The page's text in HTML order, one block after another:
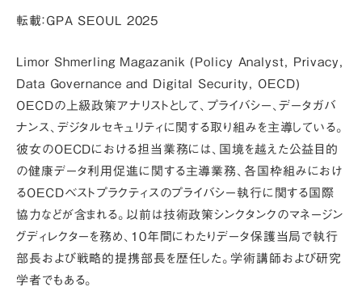
転載：GPA SEOUL 2025
Limor Shmerling Magazanik (Policy Analyst, Privacy,
Data Governance and Digital Security, OECD)
OECDの上級政策アナリストとして、プライバシー、データガバ
ナンス、デジタルセキュリティに関する取り組みを主導している。
彼女のOECDにおける担当業務には、国境を越えた公益目的
の健康データ利用促進に関する主導業務、各国枠組みにおけ
るOECDベストプラクティスのプライバシー執行に関する国際
協力などが含まれる。以前は技術政策シンクタンクのマネージン
グディレクターを務め、10年間にわたりデータ保護当局で執行
部長および戦略的提携部長を歴任した。学術講師および研究
学者でもある。